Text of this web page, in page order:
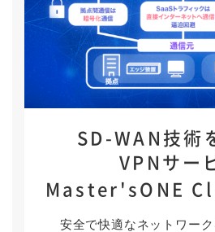
SD-WAN技術
VPNサー
Master'sONE
安全で快適なネットワーク